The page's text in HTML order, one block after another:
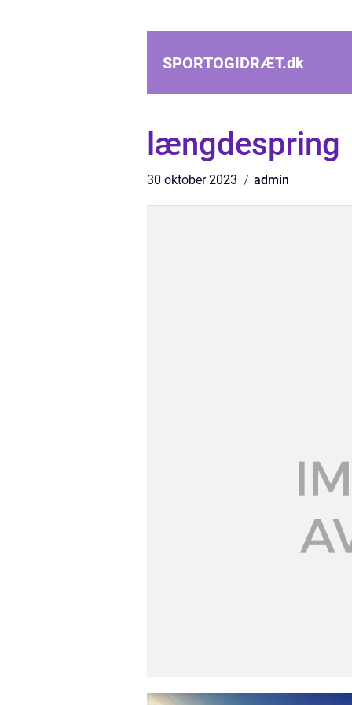
SPORTOGIDRÆT.dk
længdespring
30 oktober 2023 admin